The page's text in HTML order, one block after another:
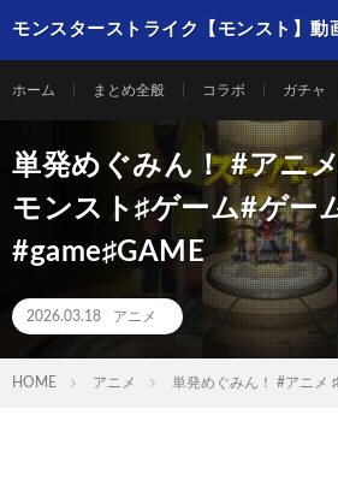
モンスターストライク【モンスト】動
ホーム まとめ全般 コラボ ガチャ
単発めぐみん！ #アニ
モンスト♯ゲーム#ゲー
#game♯GAME
2026.03.18 アニメ
HOME アニメ 単発めぐみん！ #アニメ